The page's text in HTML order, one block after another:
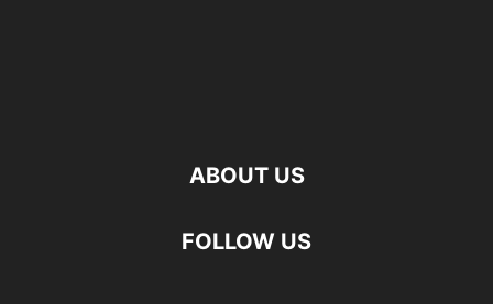
ABOUT US
FOLLOW US